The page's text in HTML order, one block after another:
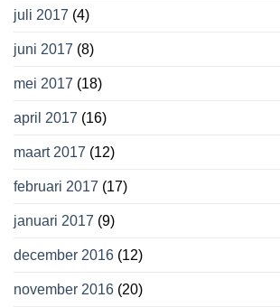
juli 2017 (4)
juni 2017 (8)
mei 2017 (18)
april 2017 (16)
maart 2017 (12)
februari 2017 (17)
januari 2017 (9)
december 2016 (12)
november 2016 (20)